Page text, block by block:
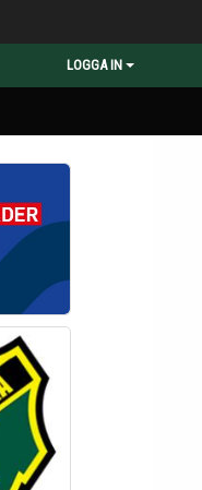
LOGGA IN